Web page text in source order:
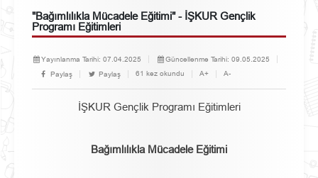
"Bağımlılıkla Mücadele Eğitimi" - İŞKUR Gençlik
Programı Eğitimleri
Yayınlanma Tarihi: 07.04.2025 Güncellenme Tarihi: 09.05.2025
Paylaş
Paylaş 61 kez okundu A+ A-
İŞKUR Gençlik Programı Eğitimleri
Bağımlılıkla Mücadele Eğitimi